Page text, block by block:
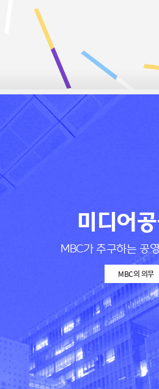
미디어
MBC가 추구하는 공
MBC의 의무